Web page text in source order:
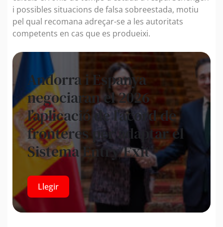
i possibles situacions de falsa sobreestada, motiu
pel qual recomana adreçar-se a les autoritats
competents en cas que es produeixi.
Andorra i Espanya
negociaran el 2026
l’aplicació de l’acord de
fronteres per adaptar el
Sistema Entry/Exit
Llegir